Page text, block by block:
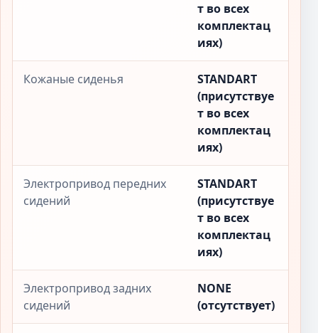
т во всех
комплектац
иях)
Кожаные сиденья
STANDART
(присутствуе
т во всех
комплектац
иях)
Электропривод передних
сидений
STANDART
(присутствуе
т во всех
комплектац
иях)
Электропривод задних
сидений
NONE
(отсутствует)